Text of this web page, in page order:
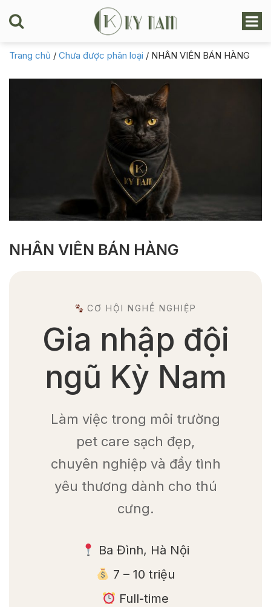
Trang chủ / Chưa được phân loại / NHÂN VIÊN BÁN HÀNG
NHÂN VIÊN BÁN HÀNG
CƠ HỘI NGHỀ NGHIỆP
Gia nhập đội
ngũ Kỳ Nam
Làm việc trong môi trường
pet care sạch đẹp,
chuyên nghiệp và đầy tình
yêu thương dành cho thú
cưng.
Ba Đình, Hà Nội
7 – 10 triệu
Full-time